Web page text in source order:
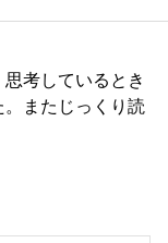
考しているとき
またじっくり読